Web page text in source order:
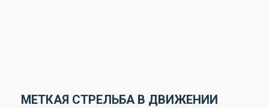
МЕТКАЯ СТРЕЛЬБА В ДВИЖЕНИИ